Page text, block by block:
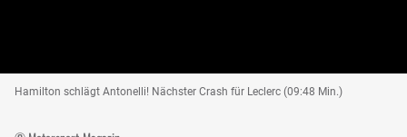
Hamilton schlägt Antonelli! Nächster Crash für Leclerc (09:48 Min.)